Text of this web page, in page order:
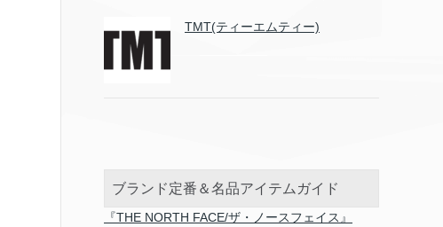
TMT(ティーエムティー)
ブランド定番＆名品アイテムガイド
『THE NORTH FACE/ザ・ノースフェイス』